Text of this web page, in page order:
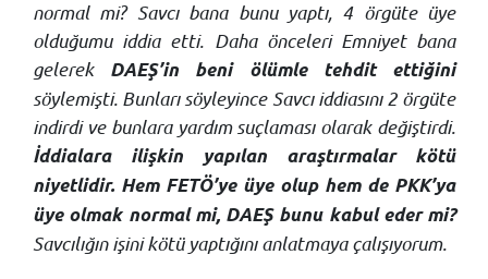
normal mi? Savcı bana bunu yaptı, 4 örgüte üye
olduğumu iddia etti. Daha önceleri Emniyet bana
gelerek DAEŞ’in beni ölümle tehdit ettiğini
söylemişti. Bunları söyleyince Savcı iddiasını 2 örgüte
indirdi ve bunlara yardım suçlaması olarak değiştirdi.
İddialara ilişkin yapılan araştırmalar kötü
niyetlidir. Hem FETÖ’ye üye olup hem de PKK’ya
üye olmak normal mi, DAEŞ bunu kabul eder mi?
Savcılığın işini kötü yaptığını anlatmaya çalışıyorum.